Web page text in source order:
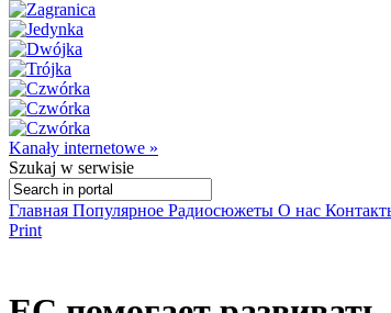
Kanały internetowe »
Szukaj w serwisie
Главная Популярное Радиосюжеты О нас
Print